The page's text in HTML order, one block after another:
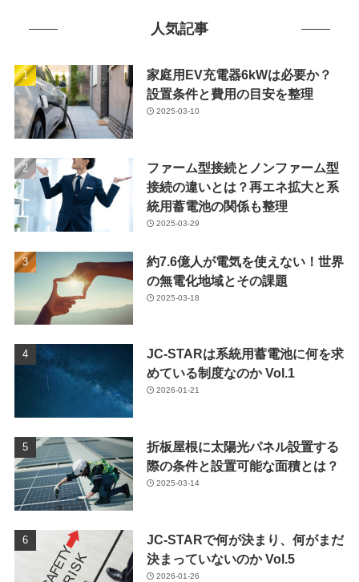
人気記事
家庭用EV充電器6kWは必要か？
設置条件と費用の目安を整理
2025-03-10
ファーム型接続とノンファーム型
接続の違いとは？再エネ拡大と系
統用蓄電池の関係も整理
2025-03-29
約7.6億人が電気を使えない！世界
の無電化地域とその課題
2025-03-18
JC-STARは系統用蓄電池に何を求
めている制度なのか Vol.1
2026-01-21
折板屋根に太陽光パネル設置する
際の条件と設置可能な面積とは？
2025-03-14
JC-STARで何が決まり、何がまだ
決まっていないのか Vol.5
2026-01-26